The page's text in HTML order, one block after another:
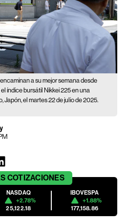
a su mejor semana desde
índice bursátil Nikkei 225 en una
Japón, el martes 22 de julio de 2025.
COTIZACIONES
NASDAQ
+2.78%
25,122.18
IBOVESPA
+1.88%
177,158.86